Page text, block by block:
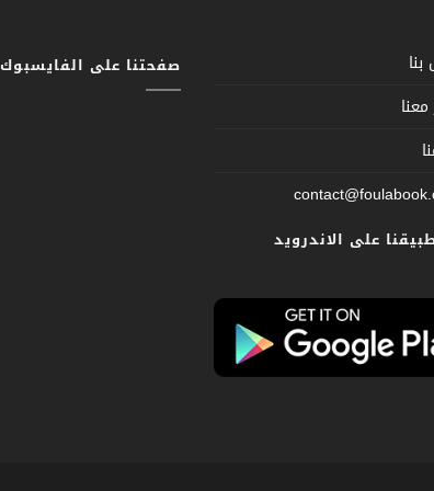
على الاندرويد
صفحتنا على الفايسبوك